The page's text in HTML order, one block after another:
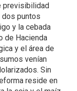
previsibilidad
dos puntos
y la cebada
de Hacienda
y el área de
venían
Sin
reside en